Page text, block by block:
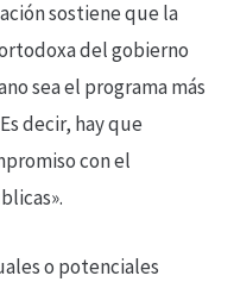
sostiene que la
del gobierno
sea el programa más
decir, hay que
con el
o potenciales